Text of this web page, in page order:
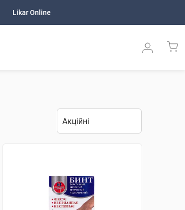
Likar Online